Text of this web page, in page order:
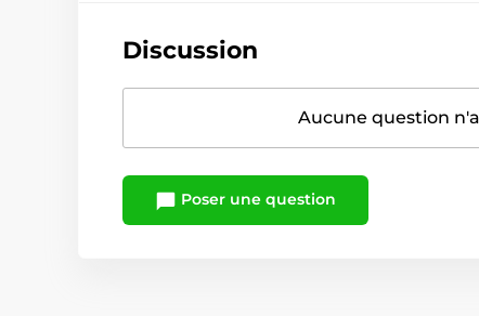
Discussion
Aucune question
Poser une question